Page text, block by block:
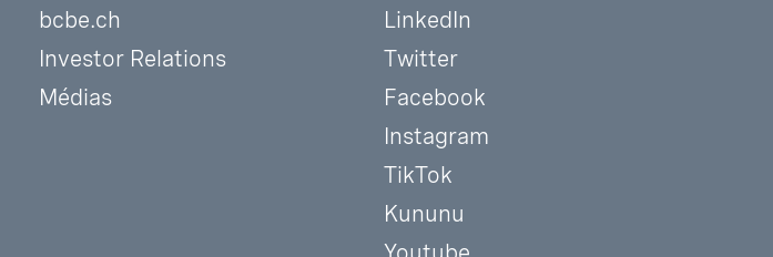
bcbe.ch
Investor Relations
Médias
LinkedIn
Twitter
Facebook
Instagram
TikTok
Kununu